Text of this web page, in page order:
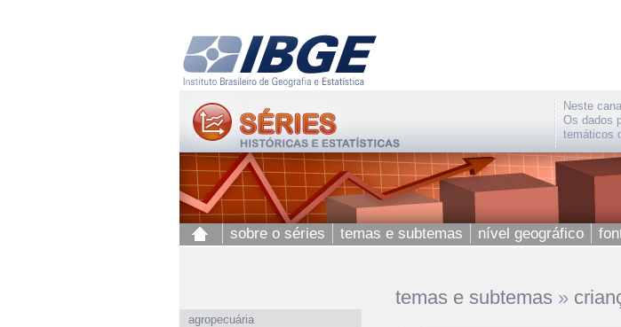
Neste
Os dados
temáticos
sobre o séries temas e subtemas nível geográfico
agropecuária
temas e subtemas »